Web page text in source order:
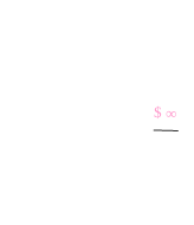
∞$